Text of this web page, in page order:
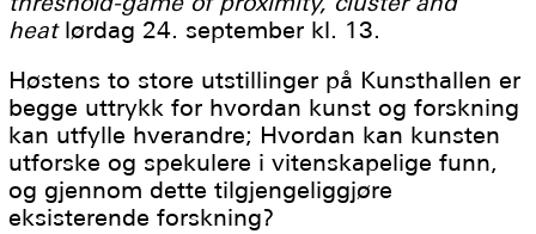
heat lørdag 24. september kl. 13.
Høstens to store utstillinger på Kunsthallen er
begge uttrykk for hvordan kunst og forskning
kan utfylle hverandre; Hvordan kan kunsten
utforske og spekulere i vitenskapelige funn,
og gjennom dette tilgjengeliggjøre
eksisterende forskning?